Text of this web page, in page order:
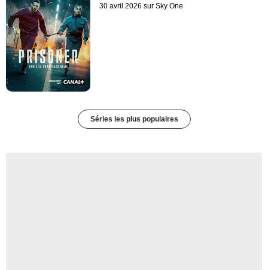
30 avril 2026 sur Sky One
Séries les plus populaires